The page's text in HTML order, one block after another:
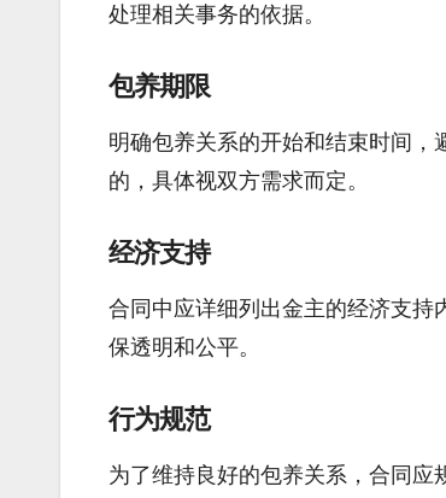
处理相关事务的依据。
包养期限
明确包养关系的开始和结束时间
的，具体视双方需求而定。
经济支持
合同中应详细列出金主的经济支持
保透明和公平。
行为规范
为了维持良好的包养关系，合同